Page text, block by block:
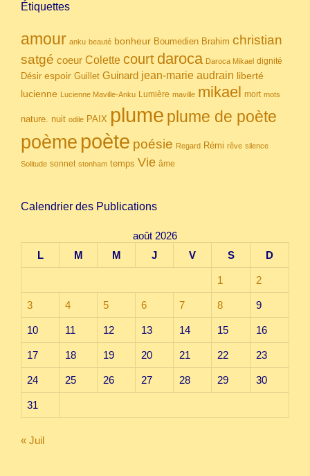
Étiquettes
amour anku beauté bonheur Boumedien Brahim christian
satgé coeur Colette court daroca Daroca Mikael dignité
Désir espoir Guillet Guinard jean-marie audrain liberté
lucienne Lucienne Maville-Anku Lumière maville mikael mort mots
nature. nuit odile PAIX plume plume de poète
poème poète poésie Regard Rémi rêve silence
Solitude sonnet stonham temps Vie âme
Calendrier des Publications
août 2026
L
M M J V S D
1 2
3 4 5 6 7 8 9
10 11 12 13 14 15 16
17 18 19 20 21 22 23
24 25 26 27 28 29 30
31
« Juil